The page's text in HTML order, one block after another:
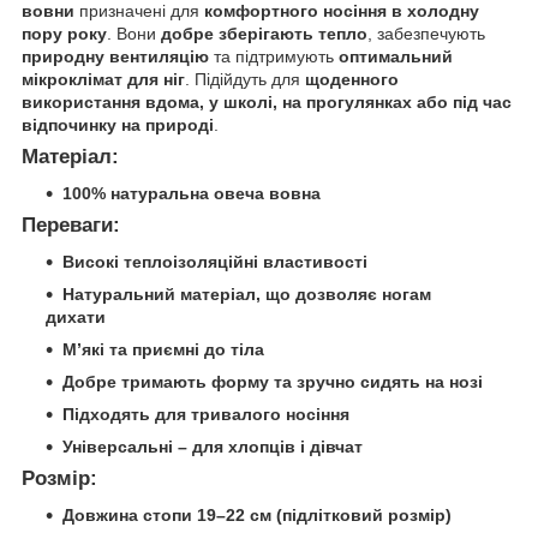
вовни призначені для комфортного носіння в холодну
пору року. Вони добре зберігають тепло, забезпечують
природну вентиляцію та підтримують оптимальний
мікроклімат для ніг. Підійдуть для щоденного
використання вдома, у школі, на прогулянках або під час
відпочинку на природі.
Матеріал:
100% натуральна овеча вовна
Переваги:
Високі теплоізоляційні властивості
Натуральний матеріал, що дозволяє ногам
дихати
М’які та приємні до тіла
Добре тримають форму та зручно сидять на нозі
Підходять для тривалого носіння
Універсальні – для хлопців і дівчат
Розмір:
Довжина стопи 19–22 см (підлітковий розмір)